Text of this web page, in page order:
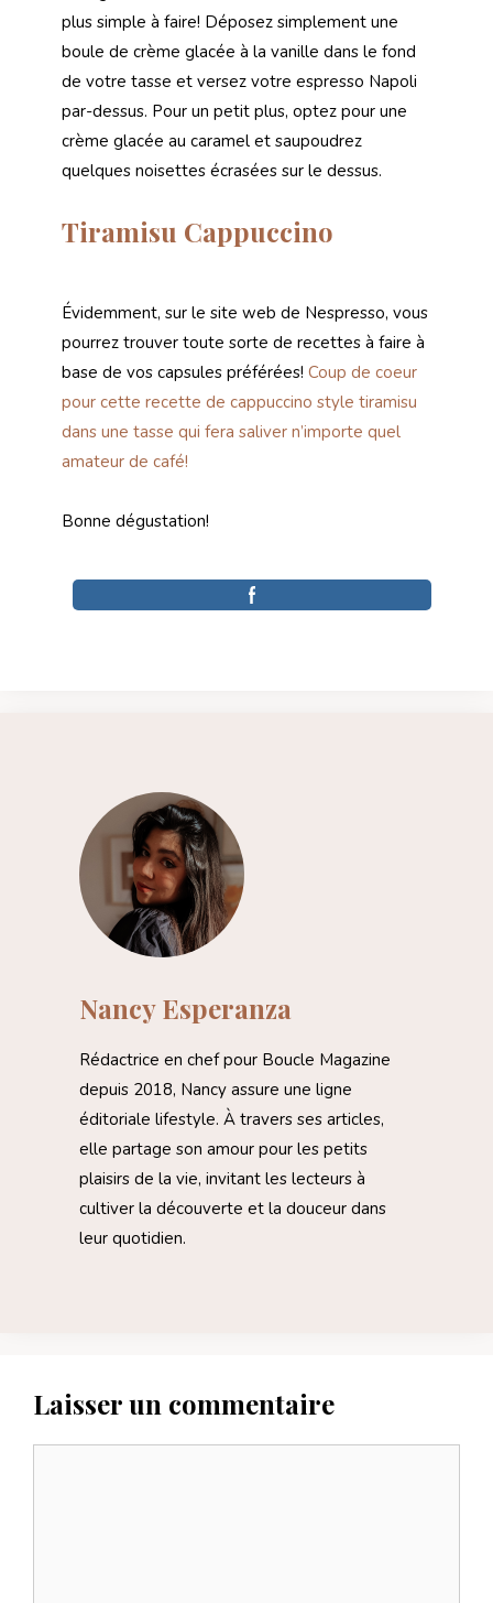
plus simple à faire! Déposez simplement une
boule de crème glacée à la vanille dans le fond
de votre tasse et versez votre espresso Napoli
par-dessus. Pour un petit plus, optez pour une
crème glacée au caramel et saupoudrez
quelques noisettes écrasées sur le dessus.
Tiramisu Cappuccino
Évidemment, sur le site web de Nespresso, vous
pourrez trouver toute sorte de recettes à faire à
base de vos capsules préférées! Coup de coeur
pour cette recette de cappuccino style tiramisu
dans une tasse qui fera saliver n’importe quel
amateur de café!
Bonne dégustation!
Nancy Esperanza
Rédactrice en chef pour Boucle Magazine
depuis 2018, Nancy assure une ligne
éditoriale lifestyle. À travers ses articles,
elle partage son amour pour les petits
plaisirs de la vie, invitant les lecteurs à
cultiver la découverte et la douceur dans
leur quotidien.
Laisser un commentaire